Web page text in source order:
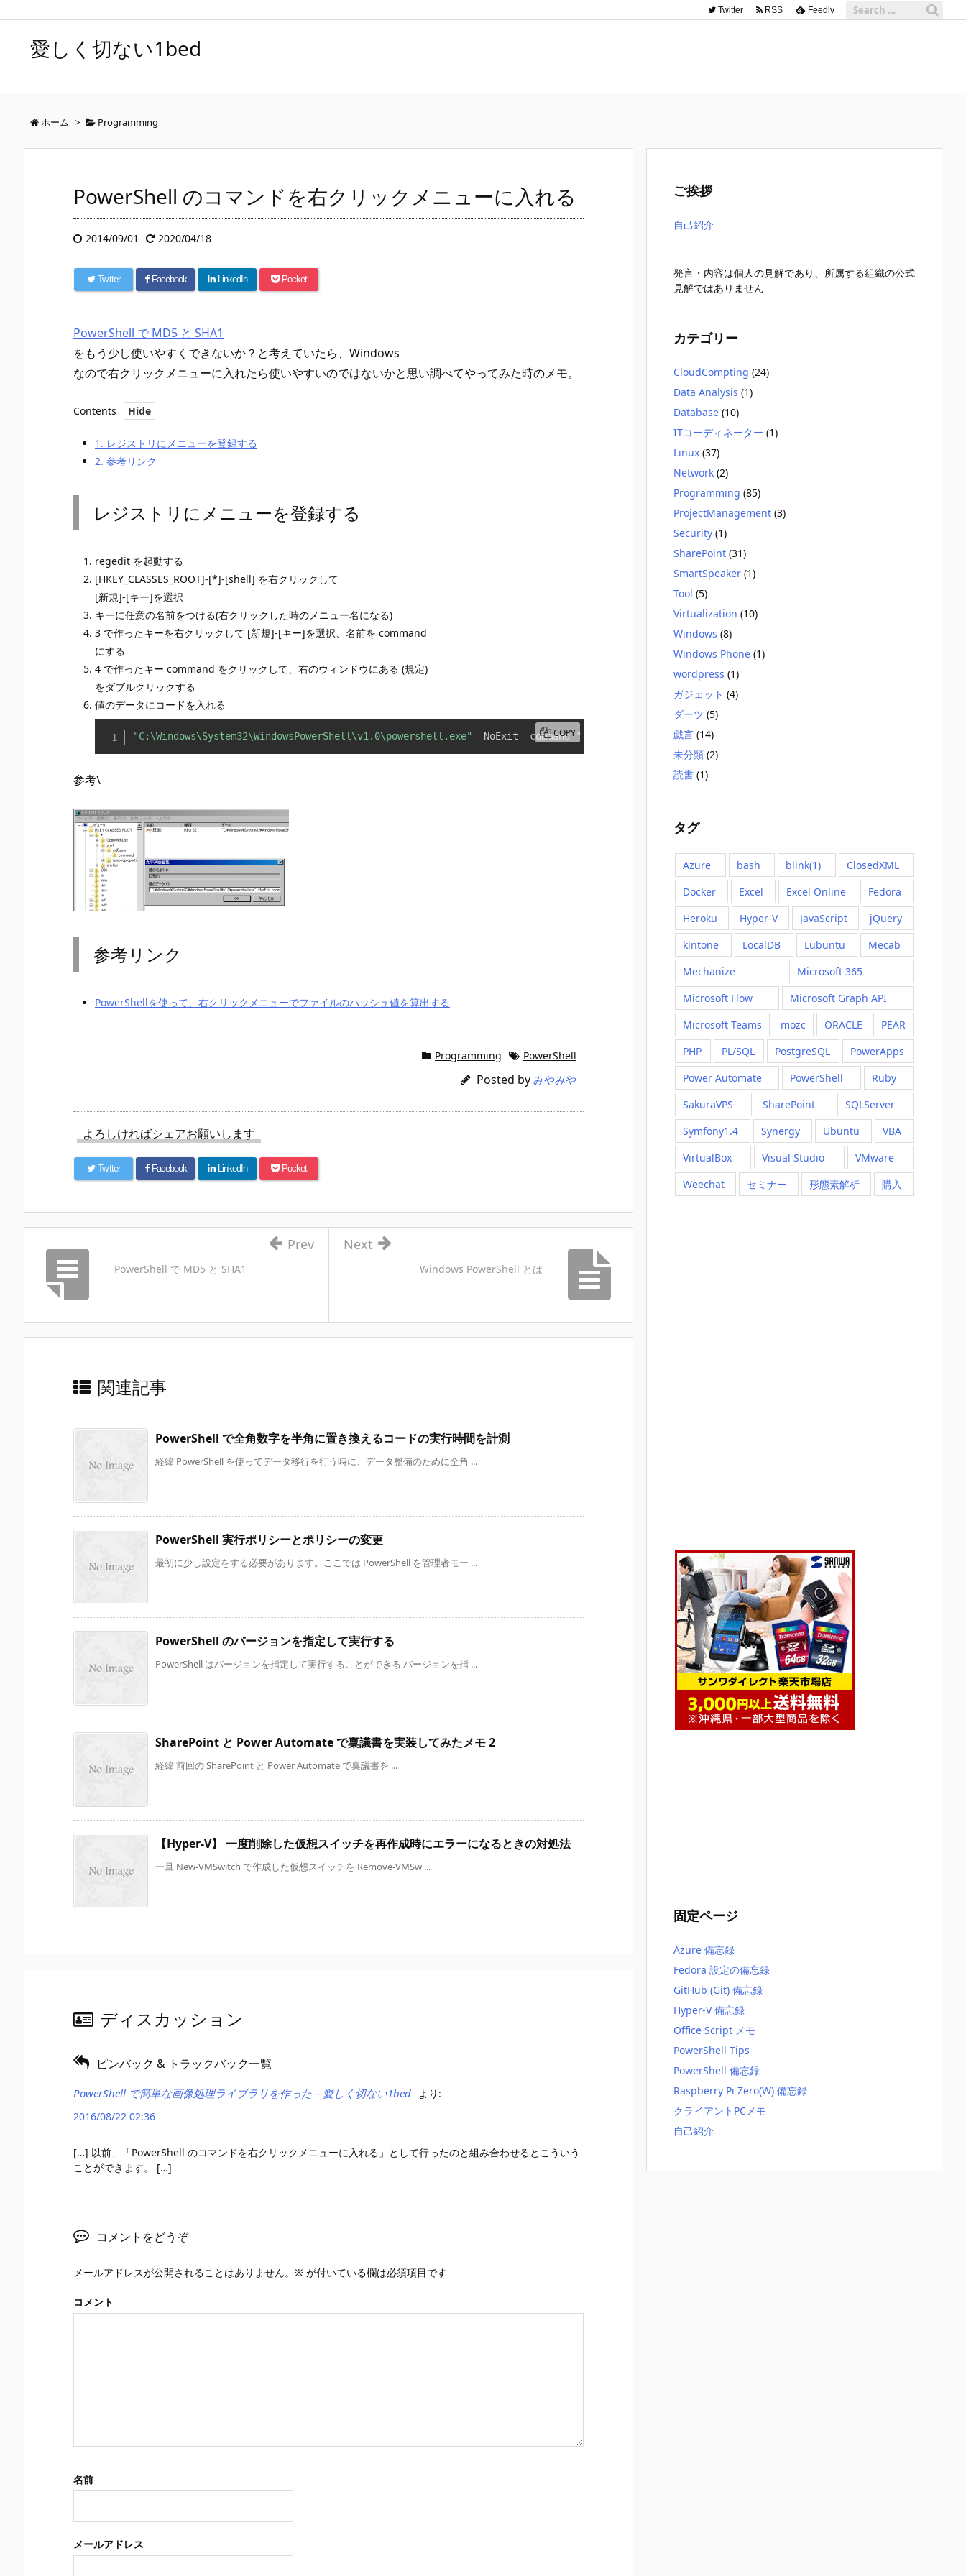
Twitter RSS Feedly
愛しく切ない1bed
ホーム > Programming
PowerShell のコマンドを右クリックメニューに入れる
2014/09/01 2020/04/18
Twitter Facebook LinkedIn Pocket
PowerShell で MD5 と SHA1
をもう少し使いやすくできないか？と考えていたら、Windows
なので右クリックメニューに入れたら使いやすいのではないかと思い調べてやってみた時のメモ。
Contents
1. レジストリにメニューを登録する
2. 参考リンク
レジストリにメニューを登録する
regedit を起動する
[HKEY_CLASSES_ROOT]-[*]-[shell] を右クリックして
[新規]-[キー]を選択
キーに任意の名前をつける(右クリックした時のメニュー名になる)
3 で作ったキーを右クリックして [新規]-[キー]を選択、名前を command
にする
4 で作ったキー command をクリックして、右のウィンドウにある (規定)
をダブルクリックする
値のデータにコードを入れる
"C:\Windows\System32\WindowsPowerShell\v1.0\powershell.exe" -NoExit -command "[System.Security.Cryptography.MD5]::Create().ComputeHash((New-
COPY
参考\
参考リンク
PowerShellを使って、右クリックメニューでファイルのハッシュ値を算出する
Programming PowerShell
Posted by みやみや
よろしければシェアお願いします
Twitter Facebook LinkedIn Pocket
Windows PowerShell とは
Next
PowerShell で MD5 と SHA1
Prev
関連記事
PowerShell で全角数字を半角に置き換えるコードの実行時間を計測
経緯 PowerShell を使ってデータ移行を行う時に、データ整備のために全角 ...
PowerShell 実行ポリシーとポリシーの変更
最初に少し設定をする必要があります。ここでは PowerShell を管理者モー ...
PowerShell のバージョンを指定して実行する
PowerShell はバージョンを指定して実行することができる バージョンを指 ...
SharePoint と Power Automate で稟議書を実装してみたメモ 2
経緯 前回の SharePoint と Power Automate で稟議書を ...
【Hyper-V】 一度削除した仮想スイッチを再作成時にエラーになるときの対処法
一旦 New-VMSwitch で作成した仮想スイッチを Remove-VMSw ...
ディスカッション
ピンバック & トラックバック一覧
PowerShell で簡単な画像処理ライブラリを作った – 愛しく切ない1bed より:
2016/08/22 02:36
[…] 以前、「PowerShell のコマンドを右クリックメニューに入れる」として行ったのと組み合わせるとこういう
ことができます。 […]
コメントをどうぞ
メールアドレスが公開されることはありません。 ※ が付いている欄は必須項目です
コメント
名前
メールアドレス
ご挨拶
自己紹介
発言・内容は個人の見解であり、所属する組織の公式
見解ではありません
カテゴリー
CloudCompting (24)
Data Analysis (1)
Database (10)
ITコーディネーター (1)
Linux (37)
Network (2)
Programming (85)
ProjectManagement (3)
Security (1)
SharePoint (31)
SmartSpeaker (1)
Tool (5)
Virtualization (10)
Windows (8)
Windows Phone (1)
wordpress (1)
ガジェット (4)
ダーツ (5)
戯言 (14)
未分類 (2)
読書 (1)
タグ
Azure bash blink(1)
ClosedXML
Docker
Excel Excel Online
Fedora
Heroku
Hyper-V JavaScript
jQuery
kintone
LocalDB Lubuntu
Mecab
Mechanize
Microsoft 365
Microsoft Flow
Microsoft Graph API
Microsoft Teams
mozc ORACLE
PEAR
PHP
PL/SQL PostgreSQL
PowerApps
Power Automate
PowerShell
Ruby
SakuraVPS
SharePoint
SQLServer
Symfony1.4
Synergy Ubuntu
VBA
VirtualBox
Visual Studio
VMware
Weechat
セミナー 形態素解析 購入
固定ページ
Azure 備忘録
Fedora 設定の備忘録
GitHub (Git) 備忘録
Hyper-V 備忘録
Office Script メモ
PowerShell Tips
PowerShell 備忘録
Raspberry Pi Zero(W) 備忘録
クライアントPCメモ
自己紹介